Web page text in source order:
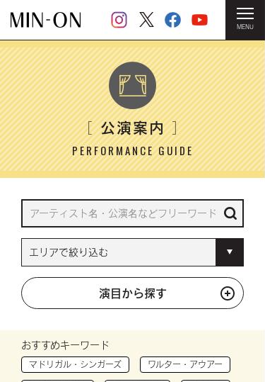
MENU
HOME ＞ 公演案内
［公演案内］
PERFORMANCE GUIDE
演目から探す
おすすめキーワード
マドリガル・シンガーズ ワルター・アウアー